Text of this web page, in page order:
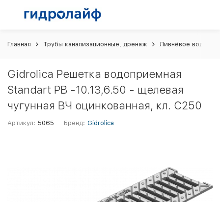
Главная Трубы канализационные, дренаж Ливнёвое
Gidrolica Решетка водоприемная
Standart РВ -10.13,6.50 - щелевая
чугунная ВЧ оцинкованная, кл. С250
Артикул: 5065 Бренд: Gidrolica